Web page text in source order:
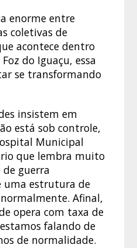
enorme entre
coletivas de
acontece dentro
do Iguaçu, essa
se transformando
insistem em
está sob controle,
Municipal
que lembra muito
guerra
uma estrutura de
Afinal,
opera com taxa de
falando de
de normalidade.